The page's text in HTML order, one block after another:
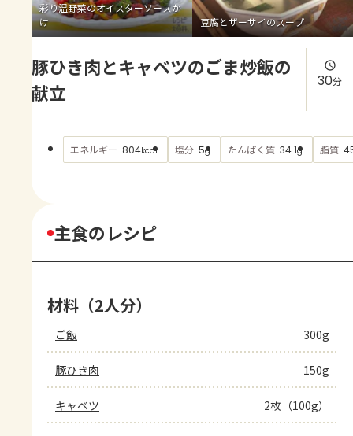
お買い物
AJINOMOTO PARK とは
彩り温野菜のオイスターソースか
け
豆腐とザーサイのスープ
豚ひき肉とキャベツのごま炒飯の
献立
30分
エネルギー 804kcal 塩分 5g たんぱく質 34.1g 脂質
主食のレシピ
材料（2人分）
ご飯 300g
豚ひき肉 150g
キャベツ 2枚（100g）